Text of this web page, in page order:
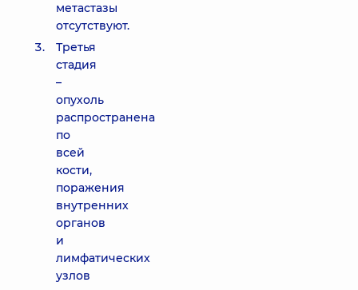
метастазы
отсутствуют.
Третья
стадия
–
опухоль
распространена
по
всей
кости,
поражения
внутренних
органов
и
лимфатических
узлов